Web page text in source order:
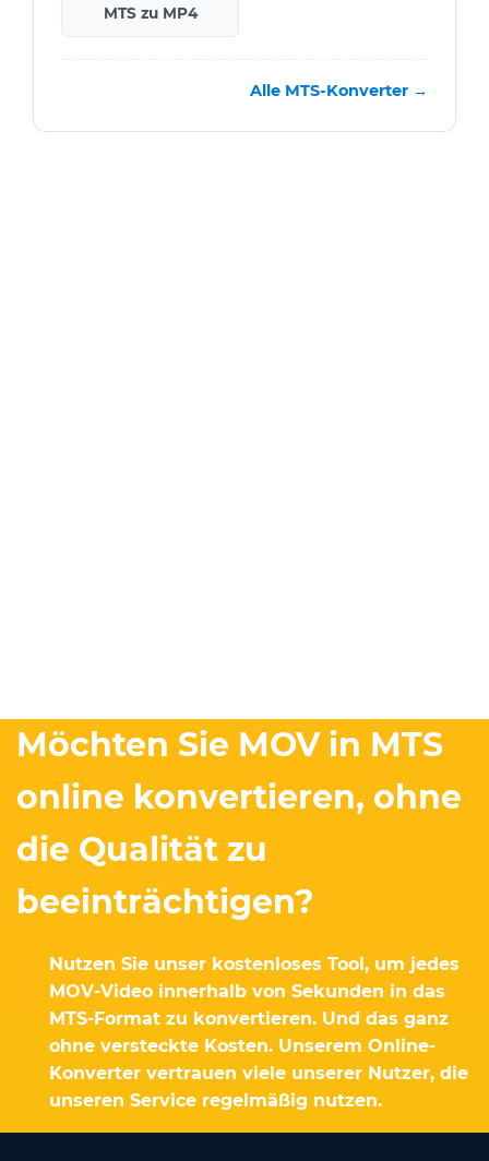
MTS zu MP4
Alle MTS-Konverter →
Möchten Sie MOV in MTS
online konvertieren, ohne
die Qualität zu
beeinträchtigen?
Nutzen Sie unser kostenloses Tool, um jedes
MOV-Video innerhalb von Sekunden in das
MTS-Format zu konvertieren. Und das ganz
ohne versteckte Kosten. Unserem Online-
Konverter vertrauen viele unserer Nutzer, die
unseren Service regelmäßig nutzen.